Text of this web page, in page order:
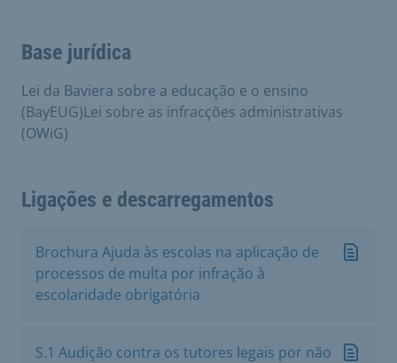
Base jurídica
Lei da Baviera sobre a educação e o ensino
(BayEUG)Lei sobre as infracções administrativas
(OWiG)
Ligações e descarregamentos
Brochura Ajuda às escolas na aplicação de
processos de multa por infração à
escolaridade obrigatória
S.1 Audição contra os tutores legais por não